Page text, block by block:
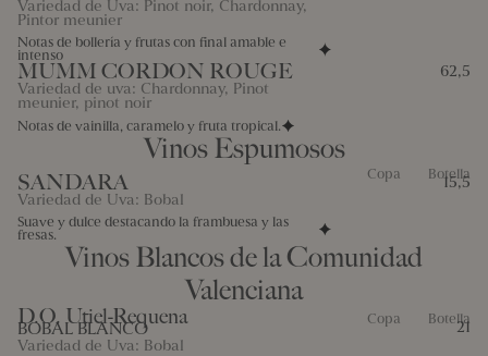
Variedad de Uva: Pinot noir, Chardonnay,
Pintor meunier
Notas de bollería y frutas con final amable e
intenso
MUMM CORDON ROUGE
Variedad de uva: Chardonnay, Pinot
meunier, pinot noir
Notas de vainilla, caramelo y fruta tropical.
62,5
Vinos Espumosos
Copa Botella
SANDARA
Variedad de Uva: Bobal
Suave y dulce destacando la frambuesa y las
fresas.
15,5
Vinos Blancos de la Comunidad
Valenciana
D.O. Utiel-Requena Copa Botella
BOBAL BLANCO
Variedad de Uva: Bobal
21